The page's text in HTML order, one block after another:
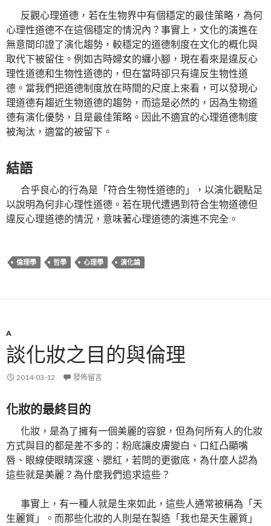
反觀心理道德，若在生物界中有個穩定的最佳策略，為何
心理性道德不在這個穩定的情況內？事實上，文化的演進在
無意間印證了演化趨勢，較穩定的道德制度在文化的概化與
取代下被留住。例如古時婦女的纏小腳，現在看來是違反心
理性道德和生物性道德的，但在當時卻只有違反生物性道
德。當我們把道德制度放在時間的尺度上來看，可以發現心
理道德有趨近生物道德的趨勢，而這是必然的，因為生物道
德有演化優勢，且是最佳策略。因此不適宜的心理道德制度
被淘汰，適當的被留下。
結語
合乎良心的行為是「符合生物性道德的」，以演化觀點足
以說明為何非心理性道德。若在現代遭遇到符合生物道德但
違反心理道德的情況，意味著心理道德的演進不完全。
倫理學 哲學 心理學 演化論
A
談化妝之目的與倫理
2014-03-12 發佈留言
化妝的最終目的
化妝，是為了擁有一個美麗的容貌，但為何所有人的化妝
方式與目的都是差不多的：粉底讓皮膚變白、口紅凸顯嘴
唇、眼線使眼睛深邃、腮紅，若問的更徹底，為什麼人認為
這些就是美麗？為什麼我們追求這些？
事實上，有一種人就是生來如此，這些人通常被稱為「天
生麗質」。而那些化妝的人則是在製造「我也是天生麗質」